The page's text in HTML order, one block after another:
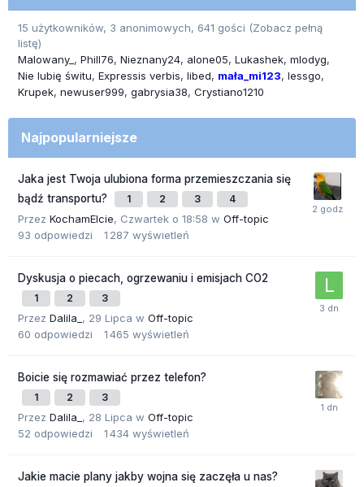
15 użytkowników, 3 anonimowych, 641 gości (Zobacz pełną
listę)
Malowany_
Phill76 Nieznany24 alone05 Lukashek mlodyg
Nie lubię świtu Expressis verbis libed mała_mi123 lessgo
Krupek newuser999 gabrysia38 Crystiano1210
Najpopularniejsze
Jaka jest Twoja ulubiona forma przemieszczania się
bądź transportu?
1 2 3 4
Przez KochamElcie, Czwartek o 18:58 w Off-topic
93 odpowiedzi 1 287 wyświetleń
Dyskusja o piecach, ogrzewaniu i emisjach CO2
1 2 3
Przez Dalila_ , 29 Lipca w Off-topic
60 odpowiedzi 1 465 wyświetleń
Boicie się rozmawiać przez telefon?
1 2 3
Przez Dalila_ , 28 Lipca w Off-topic
52 odpowiedzi 1 434 wyświetleń
Jakie macie plany jakby wojna się zaczęła u nas?